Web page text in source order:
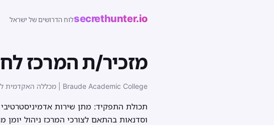
secrethunter.ioלוח הדרושים של ישראל
מזכיר/ת המרכז
Braude Academic College | מכללה האקדמית להנדסה בראודה · karmiel
תכולת התפקיד: מתן שירות
וסדנאות בהתאם לצורכי המרכז ניהול יומן